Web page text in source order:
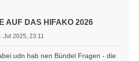
AUF DAS HIFAKO 2026
Jul 2025, 23:11
udn hab nen Bündel Fragen - die